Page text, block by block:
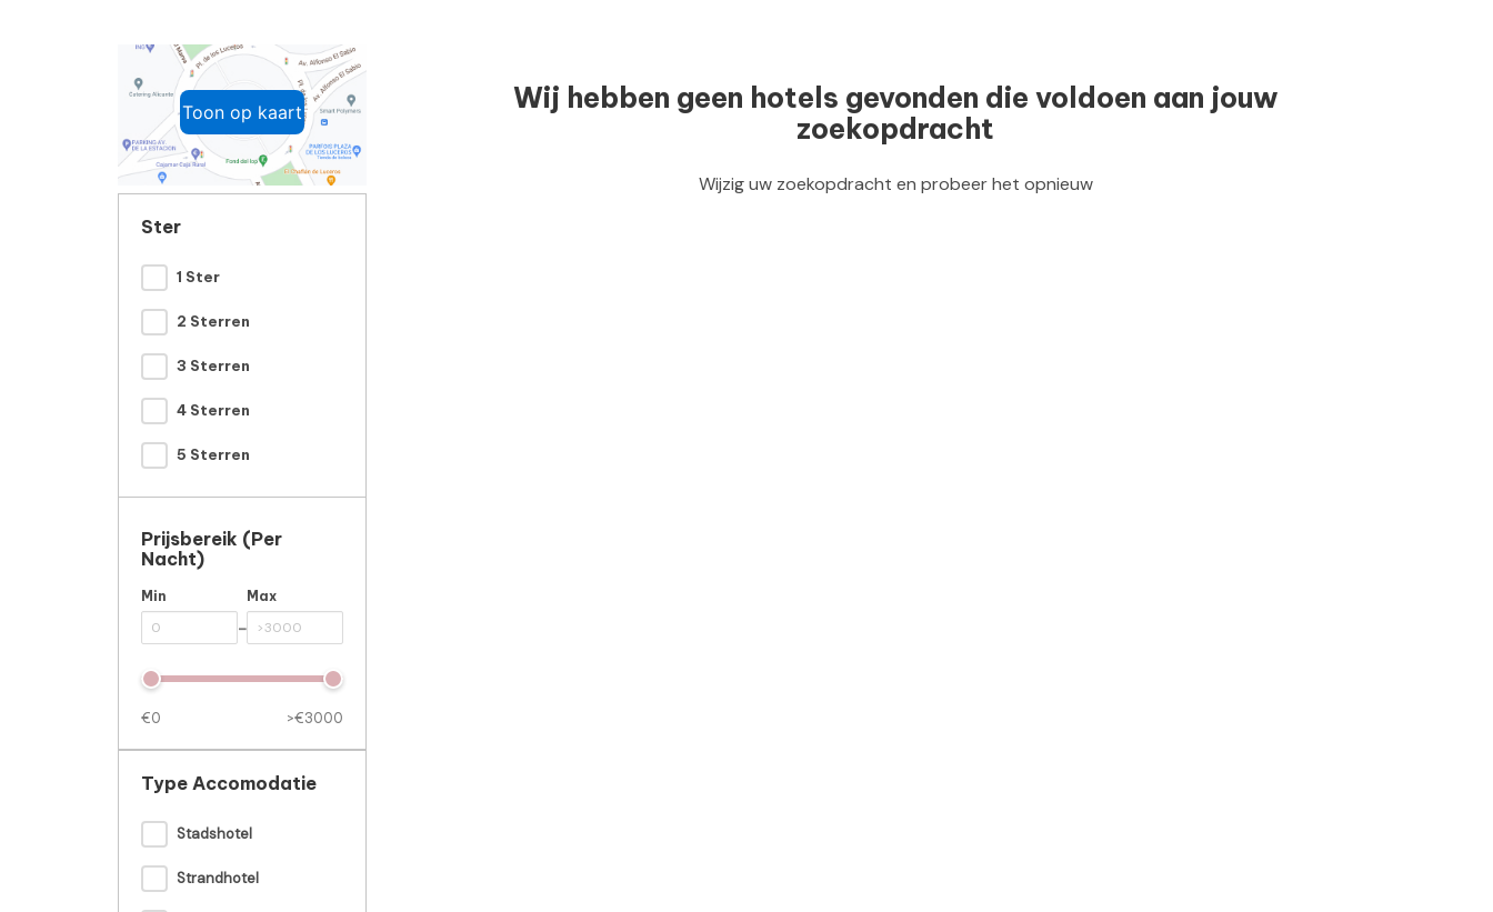
Wij hebben geen hotels gevonden die voldoen aan jouw
zoekopdracht
Wijzig uw zoekopdracht en probeer het opnieuw
Toon op kaart
Ster
1 Ster
2 Sterren
3 Sterren
4 Sterren
5 Sterren
Prijsbereik (per
Nacht)
Min
-
Max
€0 >€3000
Type Accomodatie
Stadshotel
Strandhotel